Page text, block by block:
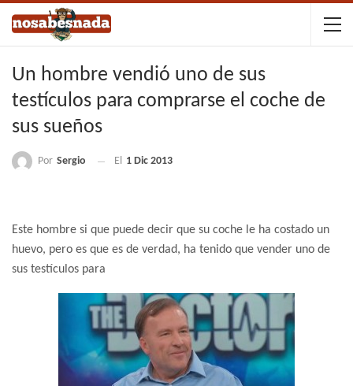
Un hombre vendió uno de sus
testículos para comprarse el coche de
sus sueños
Por Sergio El 1 Dic 2013
Este hombre si que puede decir que su coche le ha costado un
huevo, pero es que es de verdad, ha tenido que vender uno de
sus testículos para